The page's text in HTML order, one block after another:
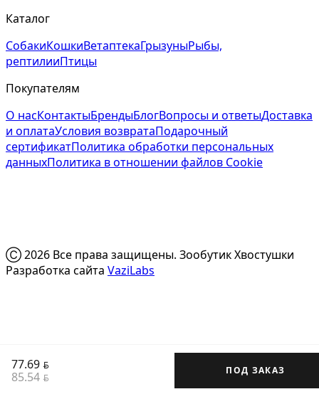
77.69 BYN
85.54 BYN
ПОД ЗАКАЗ
Каталог
СобакиКошкиВетаптекаГрызуныРыбы,
рептилииПтицы
Покупателям
О насКонтактыБрендыБлогВопросы и ответыДоставка
и оплатаУсловия возвратаПодарочный
сертификатПолитика обработки персональных
данныхПолитика в отношении файлов Cookie
Ⓒ 2026 Все права защищены. Зообутик Хвостушки
Разработка сайта VaziLabs